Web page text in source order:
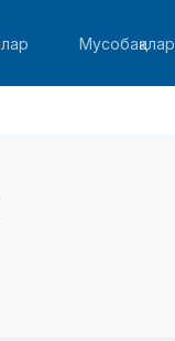
Мусобақалар